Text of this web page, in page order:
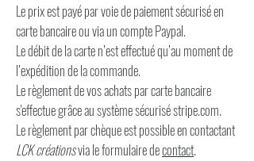
Le prix est payé par voie de paiement sécurisé en
carte bancaire ou via un compte Paypal.
Le débit de la carte n’est effectué qu’au moment de
l’expédition de la commande.
Le règlement de vos achats par carte bancaire
s'effectue grâce au système sécurisé stripe.com.
Le règlement par chèque est possible en contactant
LCK créationsvia le formulaire decontact.